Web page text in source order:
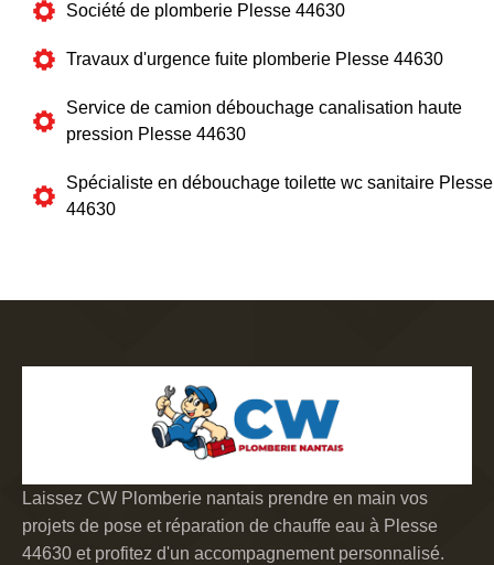
Société de plomberie Plesse 44630
Travaux d'urgence fuite plomberie Plesse 44630
Service de camion débouchage canalisation haute
pression Plesse 44630
Spécialiste en débouchage toilette wc sanitaire Plesse
44630
Laissez CW Plomberie nantais prendre en main vos
projets de pose et réparation de chauffe eau à Plesse
44630 et profitez d'un accompagnement personnalisé.